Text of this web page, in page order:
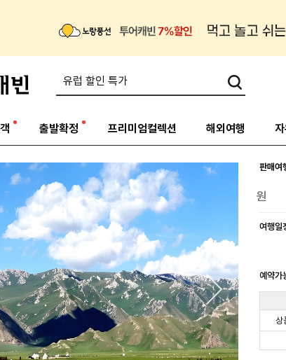
출발확정 프리미엄컬렉션 해외여행
판매여
여행일
예약가
상